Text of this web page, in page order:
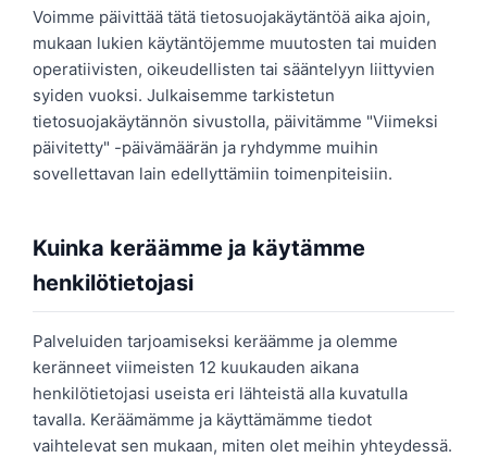
Voimme päivittää tätä tietosuojakäytäntöä aika ajoin,
mukaan lukien käytäntöjemme muutosten tai muiden
operatiivisten, oikeudellisten tai sääntelyyn liittyvien
syiden vuoksi. Julkaisemme tarkistetun
tietosuojakäytännön sivustolla, päivitämme "Viimeksi
päivitetty" -päivämäärän ja ryhdymme muihin
sovellettavan lain edellyttämiin toimenpiteisiin.
Kuinka keräämme ja käytämme
henkilötietojasi
Palveluiden tarjoamiseksi keräämme ja olemme
keränneet viimeisten 12 kuukauden aikana
henkilötietojasi useista eri lähteistä alla kuvatulla
tavalla. Keräämämme ja käyttämämme tiedot
vaihtelevat sen mukaan, miten olet meihin yhteydessä.